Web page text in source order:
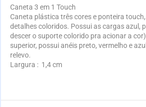
Caneta 3 em 1 Touch
Caneta plástica três cores e ponteira
detalhes coloridos. Possui as cargas azul,
descer o suporte colorido pra acionar a
superior, possui anéis preto, vermelho e
relevo.
Largura : 1,4 cm